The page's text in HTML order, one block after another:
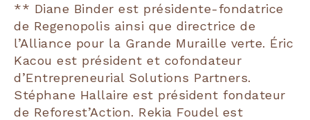
** Diane Binder est présidente-fondatrice
de Regenopolis ainsi que directrice de
l’Alliance pour la Grande Muraille verte. Éric
Kacou est président et cofondateur
d’Entrepreneurial Solutions Partners.
Stéphane Hallaire est président fondateur
de Reforest’Action. Rekia Foudel est